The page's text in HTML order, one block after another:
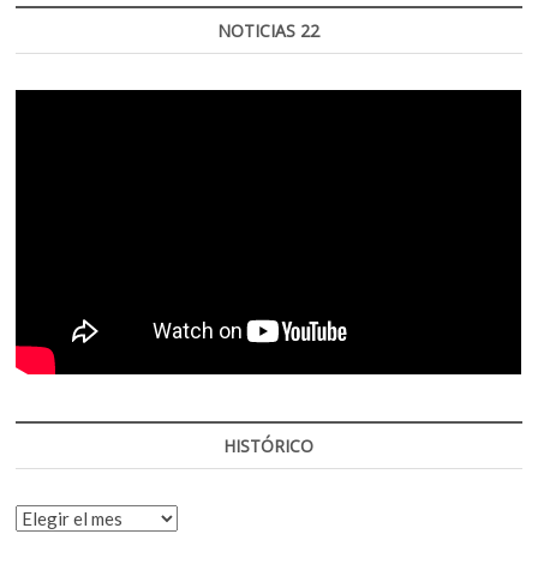
NOTICIAS 22
HISTÓRICO
HISTÓRICO